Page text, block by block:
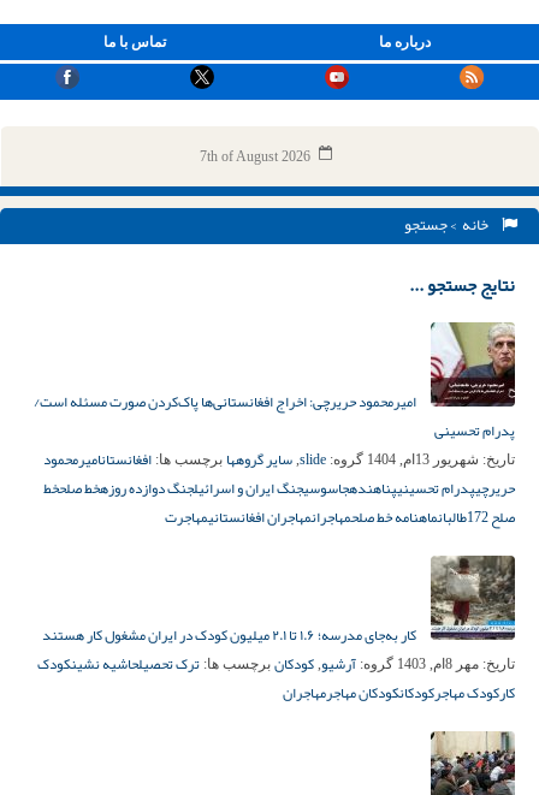
تماس با ما درباره ما
7th of August 2026
خانه > جستجو
نتایج جستجو ...
امیرمحمود حریرچی: اخراج افغانستانی‌ها پاک‌کردن صورت مسئله است/
پدرام تحسینی
تاریخ: شهریور 13ام, 1404 گروه: slide
, سایر گروهها برچسب ها: افغانستانامیرمحمود
حریرچیپدرام تحسینیپناهندهجاسوسیجنگ ایران و اسرائیلجنگ دوازده روزهخط صلحخط
صلح 172
طالبانماهنامه خط صلحمهاجرانمهاجران افغانستانیمهاجرت
کار به‌جای مدرسه؛ ۱.۶ تا ۲.۱ میلیون کودک در ایران مشغول کار هستند
تاریخ: مهر 8ام, 1403 گروه: آرشیو, کودکان برچسب ها: ترک تحصیلحاشیه نشینکودک
کارکودک مهاجرکودکانکودکان مهاجرمهاجران